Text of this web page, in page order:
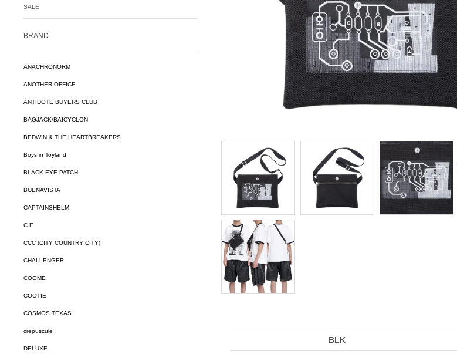
SALE
BRAND
ANACHRONORM
ANOTHER OFFICE
ANTIDOTE BUYERS CLUB
BAGJACK/BAICYCLON
BEDWIN & THE HEARTBREAKERS
Boys in Toyland
BLACK EYE PATCH
BUENAVISTA
CAPTAINSHELM
C.E
CCC (CITY COUNTRY CITY)
CHALLENGER
COOME
COOTIE
COSMOS TEXAS
crepuscule
DELUXE